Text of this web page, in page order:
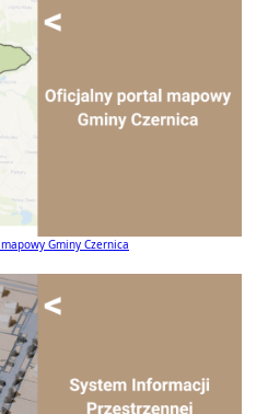
Gminy Czernica